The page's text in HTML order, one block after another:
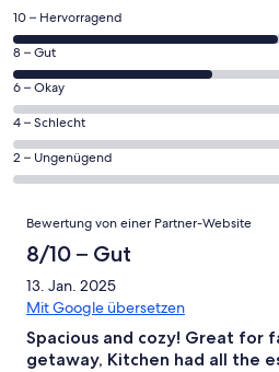
einem
neuen
Fenster
geöffnet
8
von
insgesamt
14
Gästebewertungen
haben
eine
Bewertung
10
10 – Hervorragend
6
von
insgesamt
14
Gästebewertungen
haben
Bewertung
Gut
8 – Gut
0
von
insgesamt
14
Gästebewertungen
eine
Bewertung
Okay
6 – Okay
0
von
insgesamt
Gästebewertungen
haben
eine
Bewertung
von
4 – Schlecht
0
von
Gästebewertungen
haben
eine
Bewertung
von
2 – Ungenügend
Bewertungen
Bewertung von einer Partner-Website
8/10 – Gut
13. Jan. 2025
Mit Google übersetzen
Spacious and cozy! Great for
getaway, Kitchen had all the